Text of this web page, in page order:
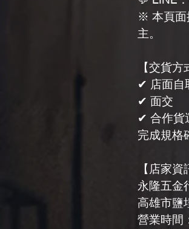
※ 本頁面
主。
【交貨方
✔ 店面自
✔ 面交
✔ 合作貨
完成規格
【店家資
永隆五金
高雄市鹽
營業時間